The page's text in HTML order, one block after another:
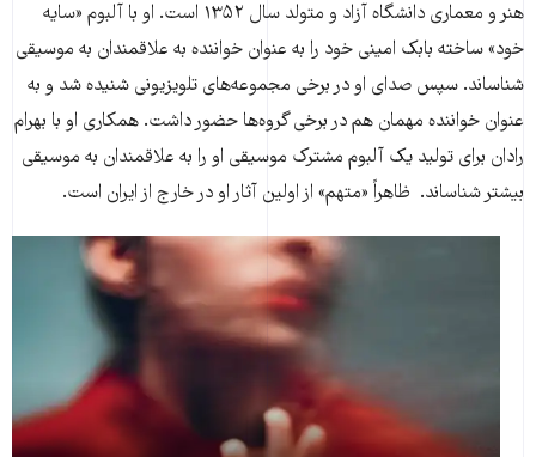
هنر و معماری دانشگاه آزاد و متولد سال ۱۳۵۲ است. او با آلبوم «سایه
خود» ساخته بابک امینی خود را به عنوان خواننده به علاقمندان به موسیقی
شناساند. سپس صدای او در برخی مجموعه‌‌های تلویزیونی شنیده شد و به
عنوان خواننده مهمان هم در برخی گروه‌ها حضور داشت. همکاری او با بهرام
رادان برای تولید یک آلبوم مشترک موسیقی او را به علاقمندان به موسیقی
بیشتر شناساند. ظاهراً «متهم» از اولین آثار او در خارج از ایران است.